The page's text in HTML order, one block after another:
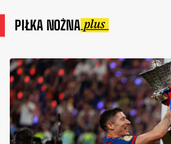
PIŁKA NOŻNA